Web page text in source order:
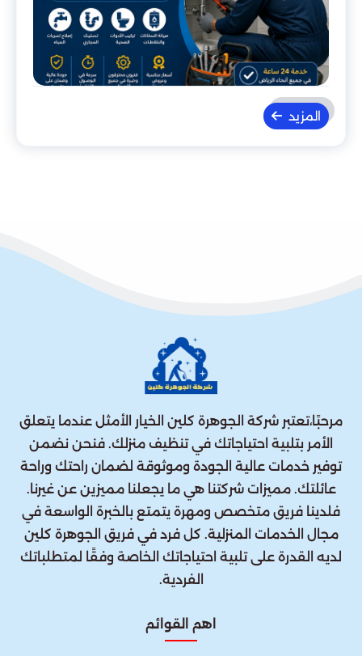
المزيد
مرحبًا،تعتبر شركة الجوهرة كلين الخيار الأمثل عندما يتعلق
الأمر بتلبية احتياجاتك في تنظيف منزلك. فنحن نضمن
توفير خدمات عالية الجودة وموثوقة لضمان راحتك وراحة
عائلتك. مميزات شركتنا هي ما يجعلنا مميزين عن غيرنا.
فلدينا فريق متخصص ومهرة يتمتع بالخبرة الواسعة في
مجال الخدمات المنزلية. كل فرد في فريق الجوهرة كلين
لديه القدرة على تلبية احتياجاتك الخاصة وفقًا لمتطلباتك
الفردية.
اهم القوائم